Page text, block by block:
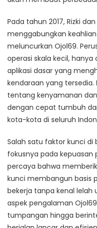
Pada tahun 2017, Rizki
menggabungkan
meluncurkan Ojol69.
operasi skala kecil,
aplikasi dasar yang
kendaraan yang
tentang kenyamanan
dengan cepat tumbuh
kota-kota di seluruh
Salah satu faktor kunci di
fokusnya pada kepuasan
percaya bahwa
kunci membangun basis
bekerja tanpa kenal
aspek pengalaman
tumpangan hingga